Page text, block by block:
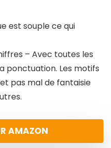
est souple ce qui
– Avec toutes les
ponctuation. Les motifs
pas mal de fantaisie
AMAZON